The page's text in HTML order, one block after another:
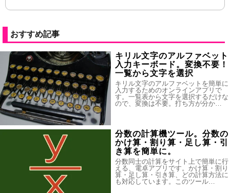
おすすめ記事
キリル文字のアルファベット
入力キーボード。変換不要！
一覧から文字を選択
キリル文字のアルファベットを簡単に
入力するためのオンラインアプリで
す。一覧表から文字を選択するだけな
ので、変換は不要。打ち方が分か…
分数の計算機ツール。分数の
かけ算・割り算・足し算・引
き算を簡単に。
分数同士の計算をサイト上で簡単に行
える、電卓アプリです。かけ算・割り
算・足し算・引き算、どの計算方法に
も対応しています。このツール…